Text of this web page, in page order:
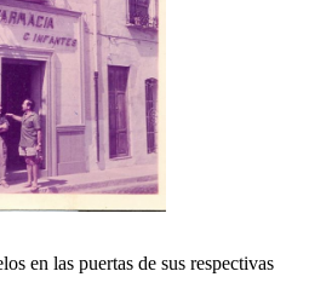
en las puertas de sus respectivas